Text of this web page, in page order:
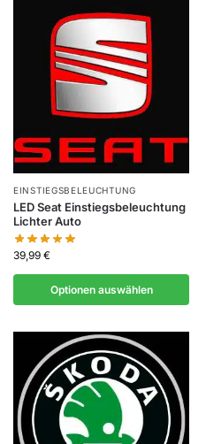
EINSTIEGSBELEUCHTUNG
LED Seat Einstiegsbeleuchtung
Lichter Auto
39,99 €
Optionen auswählen